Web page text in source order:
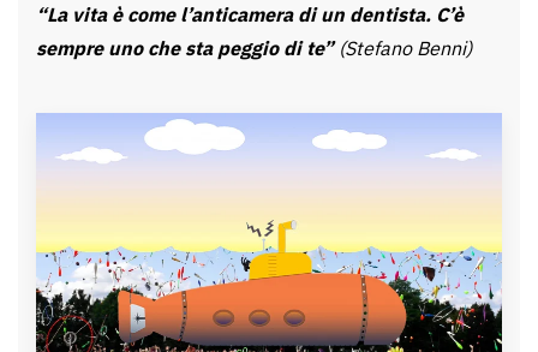
“La vita è come l’anticamera di un dentista. C’è
sempre uno che sta peggio di te” (Stefano Benni)